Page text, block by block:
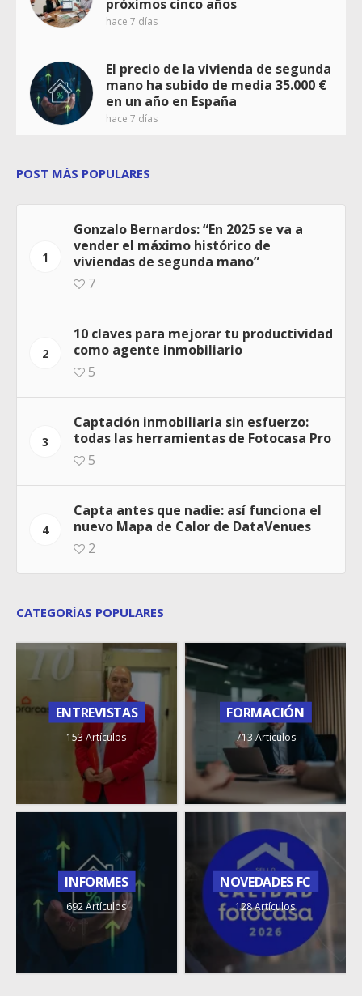
próximos cinco años
hace 7 días
El precio de la vivienda de segunda
mano ha subido de media 35.000 €
en un año en España
hace 7 días
POST MÁS POPULARES
1
Gonzalo Bernardos: “En 2025 se va a
vender el máximo histórico de
viviendas de segunda mano”
7
2
10 claves para mejorar tu productividad
como agente inmobiliario
5
3
Captación inmobiliaria sin esfuerzo:
todas las herramientas de Fotocasa Pro
5
4
Capta antes que nadie: así funciona el
nuevo Mapa de Calor de DataVenues
2
CATEGORÍAS POPULARES
ENTREVISTAS
153 Artículos
FORMACIÓN
713 Artículos
INFORMES
692 Artículos
NOVEDADES FC
128 Artículos